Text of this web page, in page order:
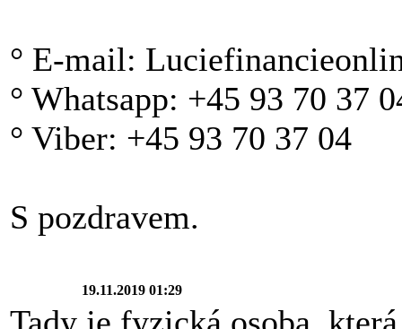
° E-mail:
° Whatsapp: +45 93 70 37
° Viber: +45 93 70 37 04
S pozdravem.
19.11.2019 01:29